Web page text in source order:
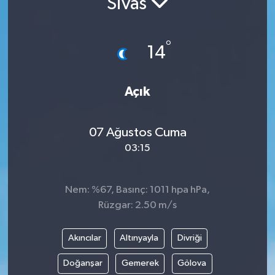
Sivas
14°
Açık
07 Ağustos Cuma
03:15
Nem: %67, Basınç: 1011 hpa hPa,
Rüzgar: 2.50 m/s
Akıncılar Altınyayla Divriği
Doğanşar Gemerek Gölova